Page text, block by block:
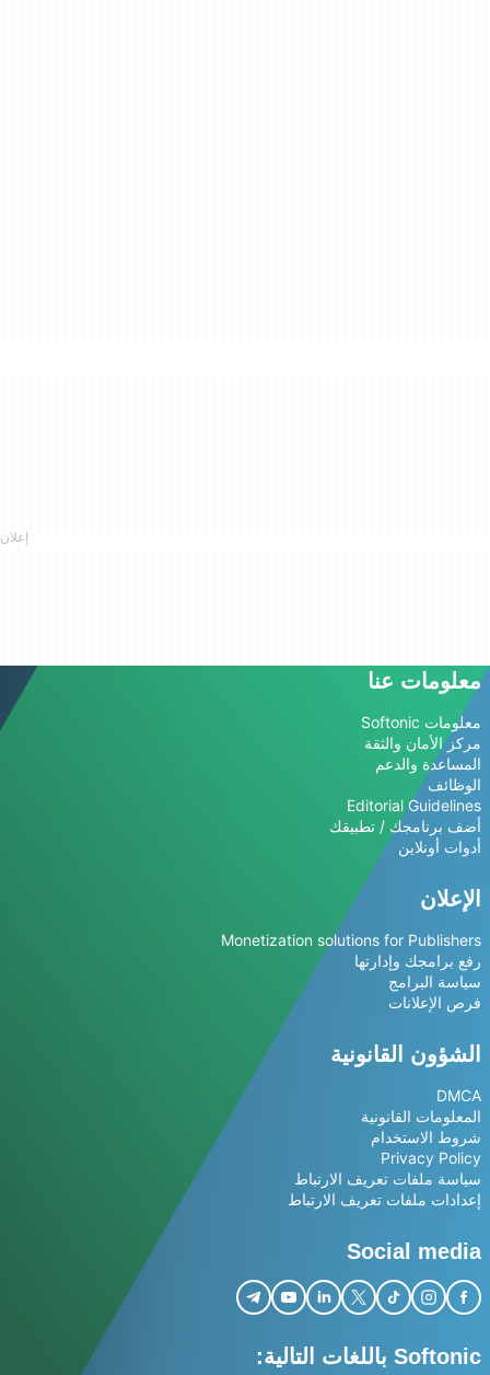
معلومات عنا
معلومات Softonic
مركز الأمان والثقة
المساعدة والدعم
الوظائف
Editorial Guidelines
أضف برنامجك / تطبيقك
أدوات أونلاين
الإعلان
Monetization solutions for Publishers
رفع برامجك وإدارتها
سياسة البرامج
فرص الإعلانات
الشؤون القانونية
DMCA
المعلومات القانونية
شروط الاستخدام
Privacy Policy
سياسة ملفات تعريف الارتباط
إعدادات ملفات تعريف الارتباط
Social media
Softonic باللغات التالية: